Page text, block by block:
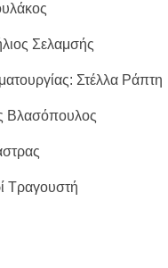
Σελαμσής
Στέλλα Ράπτη
Βλασόπουλος
Τραγουστή